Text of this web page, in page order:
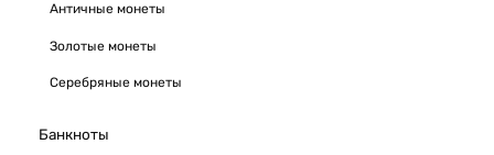
Античные монеты
Золотые монеты
Серебряные монеты
Банкноты